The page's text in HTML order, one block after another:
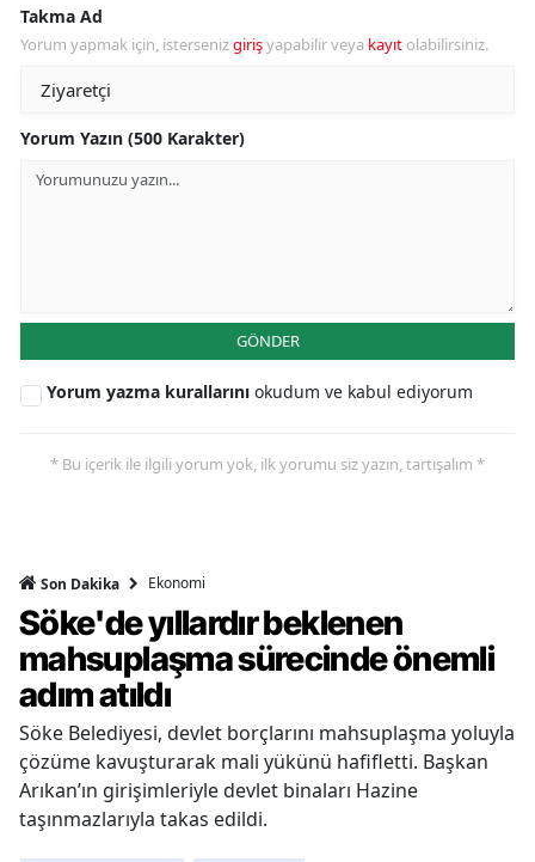
Takma Ad
Yorum yapmak için, istersenizgirişyapabilir veya kayıt olabilirsiniz.
Yorum Yazın (500 Karakter)
GÖNDER
Yorum yazma kurallarını okudum ve kabul ediyorum
* Bu içerik ile ilgili yorum yok, ilk yorumu siz yazın, tartışalım *
Son Dakika Ekonomi
Söke'de yıllardır beklenen
mahsuplaşma sürecinde önemli
adım atıldı
Söke Belediyesi, devlet borçlarını mahsuplaşma yoluyla
çözüme kavuşturarak mali yükünü hafifletti. Başkan
Arıkan’ın girişimleriyle devlet binaları Hazine
taşınmazlarıyla takas edildi.